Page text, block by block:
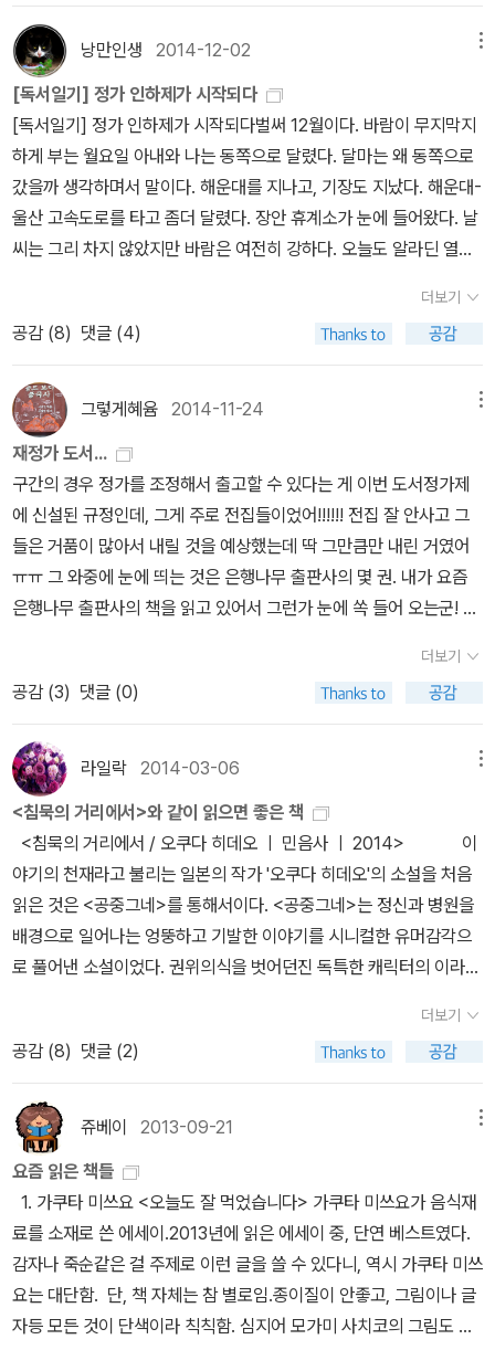
서 알아봄으로써 1948년의 의미를 되새기는 계기가 되었으면 좋겠
다. 5. <서부전선 이상 없다> 에리히 마리아 레마르크(홍성광) 올해
는 제1차세계대전 종전 100주년이다. 제1차세계대전 하면 가장 먼저
떠오르는 소설은 전쟁의 참상을 사실적으로 묘사한 소설 <서부전선
이상 없다>일 것이다. 이 소설을 읽고 전쟁의 의미에 대해 다시금 생
각해 보는 계기가 되기를 바란다. 6. <메이지 유신은 어떻게 가능했
는가> 박훈 2018년은 메이지유신 150주년이다. 쇄국정책을 펼치
던 일본이 메이지유신을 통해 어떻게 서양의 문물을 받아들이고 근대
는가에 대해서 고찰해 볼 필요가 있는 대목이다. 7. <칼 마르크스>
이사야 벌린(안규남) 작년은 러시아혁명 100주년이었는데
올해는 마르크스 탄생 200주년이다. 마르크스의 책 중 <자본>은 너
무 길고, <공산당선언>은 너무 짧고, 이사야 벌린이 쓴 마르크스의
생에에 대해서 개략적으로 읽을 수 있는 평전을 추천하고자 한다. 8.
<프랑켄슈타인> 메리 셜리(김선형) 칼 마르크스와 프랑켄슈타인이
같은 해 태어났다는 것은 흥미로운 사실이다. 출간 200주년을 맞아
프랑켄슈타인이 다시 한 번 널리 읽히기를 바란다. 9.<개를 산책시
키는 남자> 전민식 2018년은 개띠 해다. 개에 대한 책이 무
엇이 있을까 싶어서 잭 런던의 <야성의 부름>, 노나미 아사의 <얼어
붙은 송곳니>, 정유정의 <28>, 체홉의 <개를 데리고 다니는 여자>
데, 인간과 개의 관계에 대해서 생각하게 된다. 10. <서른, 잔치는 끝
났다> 최영미 개인적인 이야기지만 한국 나이로 서른이 되었다. 한
국 나이가 너무 싫어서 개인적으로는 꿋꿋하게 만(滿) 나이를 쓰겠다
고 다짐해 보지만, 마음 어딘가가 울적해지는 것은 어쩔 수 없다. '잔
슬픈 느낌이 들게 된다.
가 버렸다. 공영방송사에서 22시간동안 올림픽 중계를 한다는 것이
내세울만한 일인건가? 진정? 근처에 있는 책들, 읽고 있는 책
들을 올리느데, 사실 저 밑에 쌓여있는 책은 겨우 한주전쯤에 쌓아둔
것인데도 뒤집혀 있어서 책 제목을 모르겠다. 이래도 되는걸까? 지난
주에 받은 책박스를 풀어놓기는 했지만 일부러 기억하지 않고서는 내
가 무슨 책을 샀는지조차.... 방금 우연히 알게 된 단어가 있는데 이렇
게 사놓고 읽지도 않은 책을 '츤도쿠'라고 한다던가? 하아...책 읽는
속도를 높여야겠는데, 이제는 안경쓰고 책을 오래 보면 눈이 아프다.
아니, 뭐 그렇게 아플 정도로 오랫동안 책을 읽은 것도 오래전 일이고.
아무튼. 열심히 읽고 있지만 읽는 속도가 이 모든것을 능가하지는 못
하고 있으니. ㅂ보볼볼ㅂ볼리\볼링 포 콜롬바인,과는 달
중 한명의 엄마가 쓴 글이다. 이 책은 살인자의 동생이 가족에 대해 쓴
내 심장을 향해 쏴라,와도 또 다른 이야기로 읽힌다. 어쩌면 처음부터
약간의 편견이 있어서 '변명'의 여지가 있을지도 모른다는 생각에 읽
어볼 마음이 없었는데 조한혜정님의 추천이 있길래 관심을 가지게 되
었다. 이제야 겨우 초입을 읽고 있지만 그녀의 이야기는 변명이 아니
라 두번 다시 그런 비극이 일어나지 않기 위해 우리가 무엇을 어떻게
해야하는가,를 좀 더 많은 이들에게 알리고자 하는 외침으로 보인다.
이만큼 가까운, 시리즈는 앞으로 어떤 나라로 확장을 해 나갈 것인
서 같은 느낌이랄까. 그리 어렵지 않고, 어찌보면 조금은 보편적으로
알고 있는 상식 수준에서 이야기를 이끌어나가고 있는 것 같기도 하
다. 그리고 아침에 잠깐 한 장 펼쳐봤던 '잃어버린 밤에 대하여'는 또
다른 밤의 문화 이야기, 책을 좋아하는 사람들은 전깃불이 없다면 기
나긴 밤을 무엇을 하며 보냈을까...라는 생각이 문득. 여행을 가면 피
곤해서 쉬기에 바쁘기도 하지만, 시차 적응이 안되는 지역에서는 늦
은 밤 가볍게 즐길 수 있는 음주문화가 있다는 것이 좋을때도 있다.
아, 그런데 이 책에는 그런것이 아니라, 그 옛날 오밤중에 하수 시설이
제대로 안된 도심의 아파트같은 주택에서 집집마다 쏟아내는 오물에
대한...... 음.빨리 책 읽는 속도를 높여야겠어. 이 책도 재밌겠단 말이
지. 아, 책을 읽기 전에. 아이언맨 매뉴얼. 실제 비주얼이 엄청나다. 내
이!!! 이건 나중에 사진으로 찍어서 따로 페이퍼 작성을 해봐야지.
낭만인생 2014-12-02
[독서일기] 정가 인하제가 시작되다
[독서일기] 정가 인하제가 시작되다벌써 12월이다. 바람이 무지막지
하게 부는 월요일 아내와 나는 동쪽으로 달렸다. 달마는 왜 동쪽으로
갔을까 생각하며서 말이다. 해운대를 지나고, 기장도 지났다. 해운대-
울산 고속도로를 타고 좀더 달렸다. 장안 휴계소가 눈에 들어왔다. 날
씨는 그리 차지 않았지만 바람은 여전히 강하다. 오늘도 알라딘 열었
인하도서]란다. 무슨 뜻인지 몰라 인터넷 검색을 시도했다. 역시, 바
로 그거였다. 도서정가제가 시작되면서 잔뜩 올려 놓았던 책 가격을
다시 정한 책들이다. 적게는 5%에서 많게는 50%까지 떨어뜨린 책
도 있다고 한다. 믿을 수 있기 힘든 가격이다. 그런데 정말 그런 책들
이 많아지고 있다. 50%까지 낮춘 책들은 도서정가제 이전에 책을
팔지 못한 구간도서들이라고 한다. 책값을 다시 정해 신고하면 낮춘
가격으로 판매가 가능하다고 한다. 그럼 그렇지! (정가인하 기사 바로
가기)그중에 가장 눈에 띄는 책은 <삶은 속도가 아니라 방향이다>이
다. 1만3800원에서 8500원으로 38% 할인하여 판매한다. 이 외에
도 <올림픽의 몸값> <아담> <성서고고학이야기> <화폐전쟁> 등이
있다. 이제 또다른 바람이 불기 시작했다. 즐거운 일이다. 그러나 출판
사는 또 하나의 고민을 안은 것이다. 가장 정가 가격이 떨어진 것은 전
집류. 어떤 회사는 무려 83%를 떨어뜨렸다고 한다. 그럴수 밖에 없
더보기
공감 (8) 댓글 (4)
그렇게혜윰 2014-11-24
재정가 도서...
구간의 경우 정가를 조정해서 출고할 수 있다는 게 이번 도서정가제
에 신설된 규정인데, 그게 주로 전집들이었어!!!!!! 전집 잘 안사고 그
들은 거품이 많아서 내릴 것을 예상했는데 딱 그만큼만 내린 거였어
ㅠㅠ 그 와중에 눈에 띄는 것은 은행나무 출판사의 몇 권. 내가 요즘
은행나무 출판사의 책을 읽고 있어서 그런가 눈에 쏙 들어 오는군! 재
이 없는 가운데 선전했다고 보고 또한 재정가가 파격적이라 소문을
아니낼 수가 없다. 재정가 6500원씩/ 7500원. 이건 예상
외였고, 대단히 유혹적이다. 부키 출판사의 장하준 페이퍼백은 도서
정가제 이전에 이미 출간된 것인데 이 역시 도서정가제 이후를 생각
하고 만든 아이템이므로 의미있는 출간이고 독자에게 선택의 기회를
주는 일이므로 소개해본다. 나같으면 이런 페이퍼백을 선호할 듯^^
일반판이 14000원인데 비해페이퍼백은 정가 9800원씩이다.
개인적으로 재밌게 읽은 시리즈는 토피 출판사의 [저학년이 보
는---이야기]인데 그중 일부가 재정가 책정되었다. 우리집엔 [저학년
이 보는 공룡 이야기]가 있다. 신간인 속담이야기
만 9500원이고 나머지 시리즈 도서는 6000원으로 재책정 되었다.
아마 지금도 출판사들의 재정가에 대한 고민이 계속 될 것이고,
그것이 어떤 결과로 나타날지는 모르겠다만 소비자 입장에서는 구매
아닌 독자의 입장으로 이야기해야 하는 건가? 너무 머리 아픈 건 싫
은데^^;;
더보기
공감 (3) 댓글 (0)
라일락 2014-03-06
<침묵의 거리에서>와 같이 읽으면 좋은 책
<침묵의 거리에서 / 오쿠다 히데오 ㅣ 민음사 ㅣ 2014> 이
야기의 천재라고 불리는 일본의 작가 '오쿠다 히데오'의 소설을 처음
읽은 것은 <공중그네>를 통해서이다. <공중그네>는 정신과 병원을
배경으로 일어나는 엉뚱하고 기발한 이야기를 시니컬한 유머감각으
로 풀어낸 소설이었다. 권위의식을 벗어던진 독특한 캐릭터의 이라부
그려졌다. '이라부' 2탄이 <인 더 풀>인데, 이 책은 함께 읽으면 더 재
미있게 읽을 수 있다. 그러나 나는 '오쿠다 히데오'하면 떠오르는 이
책들 보다는 <올림픽의 몸값>을 더 인상깊게 읽었다. <올림픽의 몸
값>은 1권과 2권 각각 470여 페이지에 달하는 긴 장편이다. 시대적
배경이 1964년 10월 10일에 개최된 '도쿄 올림픽'이다. 이미 역사 속
으로 흘러간 도쿄 올림픽 직전의 이야기를 꽤나 깊이있게 다루고 있
다. '오쿠다 히데오'는 이 소설을 쓰기 위해서 오랜 기간에 걸쳐서 도
쿄 올림픽에 관한 문헌, 영상, 관련자 인터뷰 등을 조사하였다. 그렇기
에 이 소설을 읽으면 당시의 사회상을 훤히 들여다 볼 수 있다. 또한
이 소설은 '오쿠다 히데오'가 쓴 첫 번째 서스펜스 작품인데, 이 소설
을 통해 올림픽을 둘러싼 당시의 일본 사회의 문제점을 날카롭게 분
더보기
공감 (8) 댓글 (2)
쥬베이 2013-09-21
요즘 읽은 책들
1. 가쿠타 미쓰요 <오늘도 잘 먹었습니다> 가쿠타 미쓰요가 음식재
료를 소재로 쓴 에세이.2013년에 읽은 에세이 중, 단연 베스트였다.
감자나 죽순같은 걸 주제로 이런 글을 쓸 수 있다니, 역시 가쿠타 미쓰
요는 대단함. 단, 책 자체는 참 별로임.종이질이 안좋고, 그림이나 글
자등 모든 것이 단색이라 칙칙함. 심지어 모가미 사치코의 그림도 단